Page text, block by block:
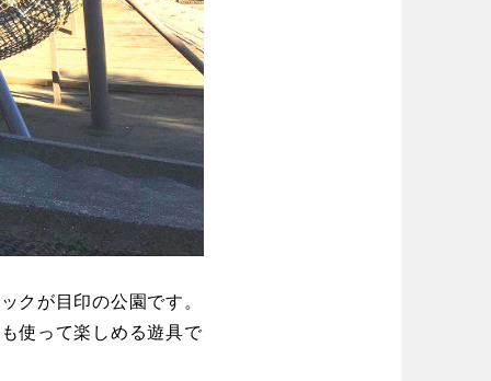
クが目印の公園です。
使って楽しめる遊具で